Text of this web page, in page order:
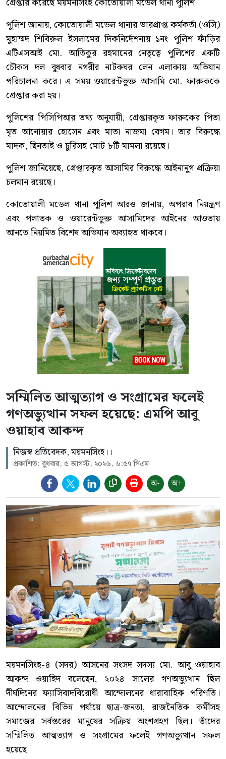
পুলিশ জানায়, কোতোয়ালী মডেল থানার ভারপ্রাপ্ত কর্মকর্তা (ওসি)
মুহাম্মদ শিবিরুল ইসলামের দিকনির্দেশনায় ১নং পুলিশ ফাঁড়ির
এটিএসআই মো. আতিকুর রহমানের নেতৃত্বে পুলিশের একটি
চৌকস দল বুধবার নগরীর নাটকঘর লেন এলাকায় অভিযান
পরিচালনা করে। এ সময় ওয়ারেন্টভুক্ত আসামি মো. ফারুককে
গ্রেপ্তার করা হয়।
পুলিশের পিসিপিআর তথ্য অনুযায়ী, গ্রেপ্তারকৃত ফারুকের পিতা
মৃত আনোয়ার হোসেন এবং মাতা নাজমা বেগম। তার বিরুদ্ধে
মাদক, ছিনতাই ও চুরিসহ মোট ৮টি মামলা রয়েছে।
পুলিশ জানিয়েছে, গ্রেপ্তারকৃত আসামির বিরুদ্ধে আইনানুগ প্রক্রিয়া
চলমান রয়েছে।
কোতোয়ালী মডেল থানা পুলিশ আরও জানায়, অপরাধ নিয়ন্ত্রণ
এবং পলাতক ও ওয়ারেন্টভুক্ত আসামিদের আইনের আওতায়
আনতে নিয়মিত বিশেষ অভিযান অব্যাহত থাকবে।
সম্মিলিত আত্মত্যাগ ও সংগ্রামের ফলেই
গণঅভ্যুত্থান সফল হয়েছে: এমপি আবু
ওয়াহাব আকন্দ
নিজস্ব প্রতিবেদক, ময়মনসিংহ।।
প্রকাশিত: বুধবার, ৫ আগস্ট, ২০২৬, ৬:৫৭ পিএম
অ- অ+
ময়মনসিংহ-৪ (সদর) আসনের সংসদ সদস্য মো. আবু ওয়াহাব
আকন্দ ওয়াহিদ বলেছেন, ২০২৪ সালের গণঅভ্যুত্থান ছিল
দীর্ঘদিনের ফ্যাসিবাদবিরোধী আন্দোলনের ধারাবাহিক পরিণতি।
আন্দোলনের বিভিন্ন পর্যায়ে ছাত্র-জনতা, রাজনৈতিক কর্মীসহ
সমাজের সর্বস্তরের মানুষের সক্রিয় অংশগ্রহণ ছিল। তাঁদের
সম্মিলিত আত্মত্যাগ ও সংগ্রামের ফলেই গণঅভ্যুত্থান সফল
হয়েছে।